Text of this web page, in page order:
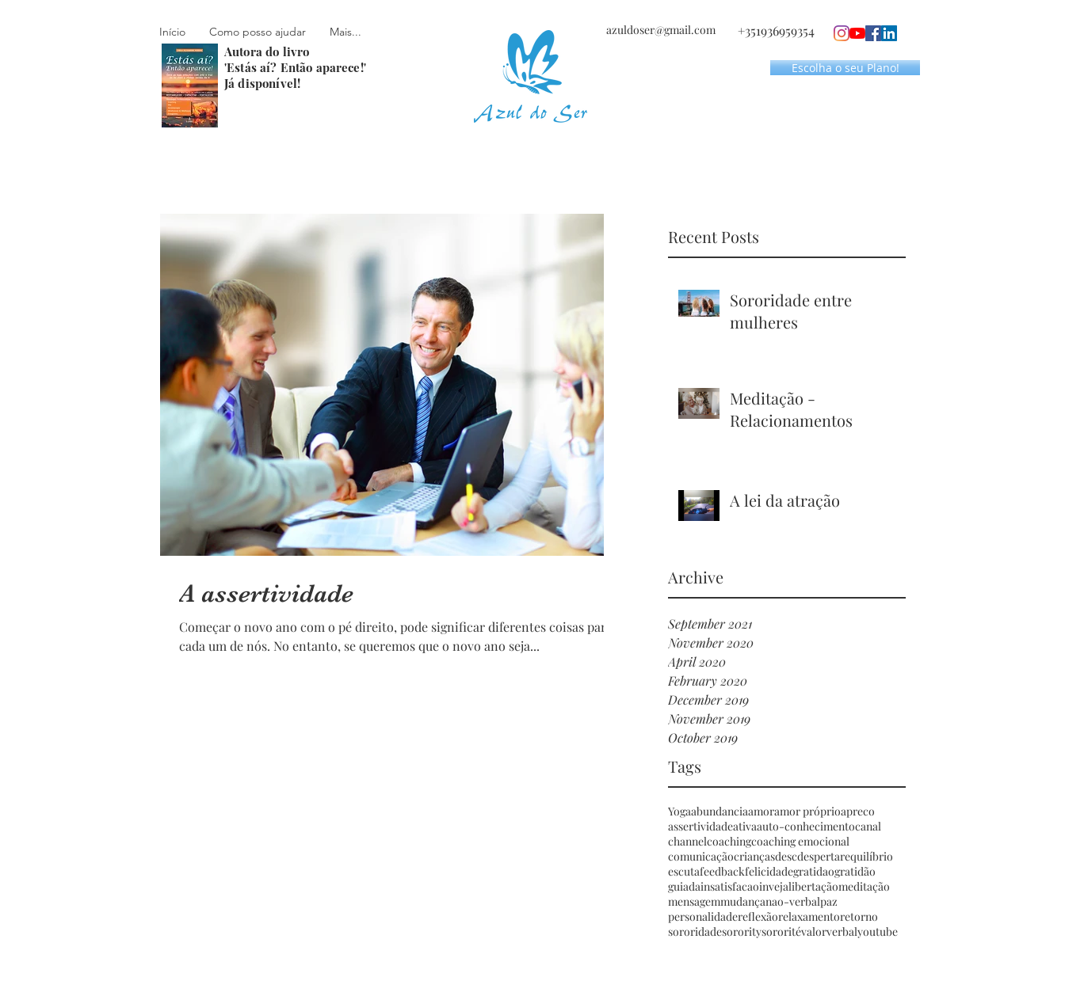
Início Como posso ajudar Mais...
Autora do livro
'Estás aí? Então aparece!'
Já disponível!
azuldoser@gmail.com +351936959354
Escolha o seu Plano!
Recent Posts
Sororidade entre
mulheres
Meditação -
Relacionamentos
A lei da atração
Archive
September 2021
November 2020
April 2020
February 2020
December 2019
November 2019
October 2019
Tags
Yogaabundanciaamoramor próprioapreco
assertividadeativaauto-conhecimentocanal
channelcoachingcoaching emocional
comunicaçãocriançasdescdespertarequilíbrio
escutafeedbackfelicidadegratidaogratidão
guiadainsatisfacaoinvejalibertaçãomeditação
mensagemmudançanao-verbalpaz
personalidadereflexãorelaxamentoretorno
sororidadesororitysororitévalorverbalyoutube
A assertividade
Começar o novo ano com o pé direito, pode significar diferentes coisas para
cada um de nós. No entanto, se queremos que o novo ano seja...